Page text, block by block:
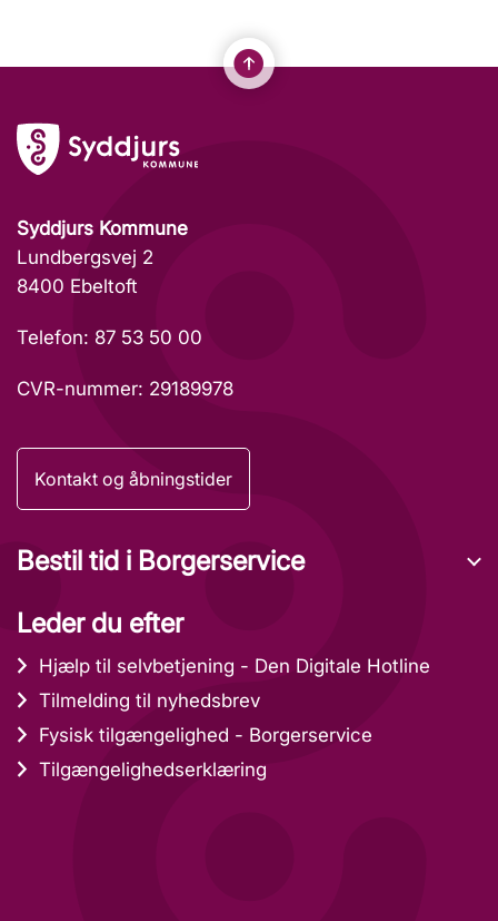
Syddjurs Kommune
Lundbergsvej 2
8400 Ebeltoft
Telefon: 87 53 50 00
CVR-nummer: 29189978
Kontakt og åbningstider
Bestil tid i Borgerservice
Leder du efter
Hjælp til selvbetjening - Den Digitale Hotline
Tilmelding til nyhedsbrev
Fysisk tilgængelighed - Borgerservice
Tilgængelighedserklæring